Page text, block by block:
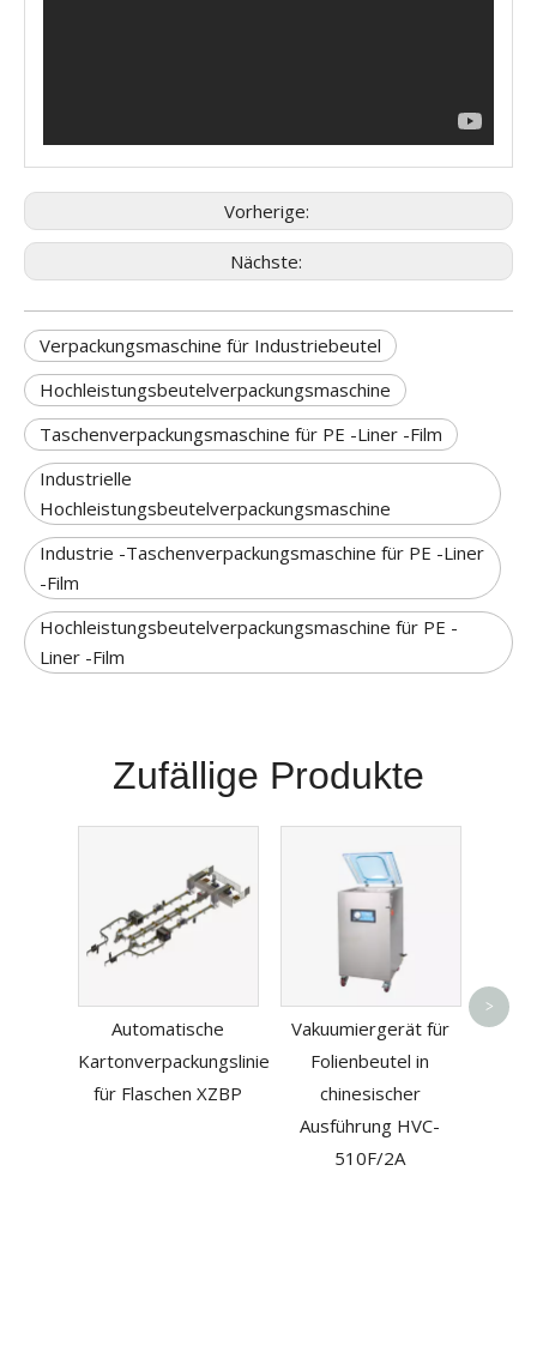
Vorherige:
Nächste:
Verpackungsmaschine für Industriebeutel
Hochleistungsbeutelverpackungsmaschine
Taschenverpackungsmaschine für PE -Liner -Film
Industrielle
Hochleistungsbeutelverpackungsmaschine
Industrie -Taschenverpackungsmaschine für PE -Liner
-Film
Hochleistungsbeutelverpackungsmaschine für PE -
Liner -Film
Zufällige Produkte
Automatische
Kartonverpackungslinie
für Flaschen XZBP
Vakuumiergerät für
Folienbeutel in
chinesischer
Ausführung HVC-
510F/2A
>